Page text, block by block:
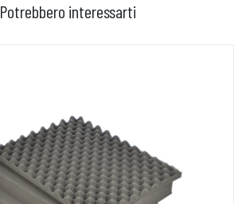
Potrebbero interessarti
AGGIUNGI AL CARRELLO